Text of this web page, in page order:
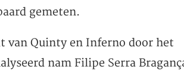
gemeten.
van Quinty en Inferno door het
nam Filipe Serra